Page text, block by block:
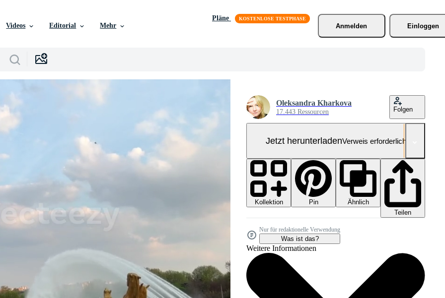
Videos Editorial Mehr
Pläne
Anmelden
Einloggen
Oleksandra Kharkova
17.443 Ressourcen Folgen
Jetzt herunterladenVerweis erforderlich
Kollektion Pin
Ähnlich
Teilen
Nur für redaktionelle Verwendung
Was ist das?
Weitere Informationen